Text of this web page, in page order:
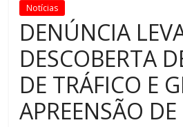
Notícias
DENÚNCIA
DESCOBERTA
DE TRÁFICO E
APREENSÃO